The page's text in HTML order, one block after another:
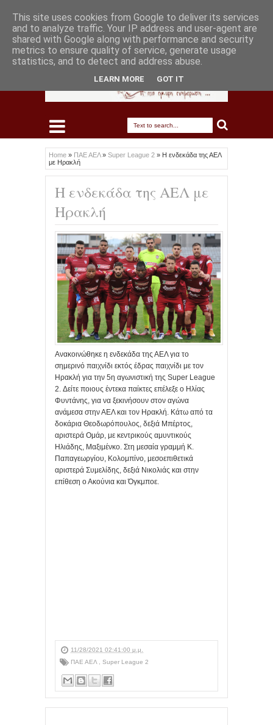
Home » ΠΑΕ ΑΕΛ» Super League 2 » Η ενδεκάδα της ΑΕΛ
με Ηρακλή
Η ενδεκάδα της ΑΕΛ με
Ηρακλή
Ανακοινώθηκε η ενδεκάδα της ΑΕΛ για το
σημερινό παιχνίδι εκτός έδρας παιχνίδι με τον
Ηρακλή για την 5η αγωνιστική της Super League
2. Δείτε ποιους έντεκα παίκτες επέλεξε ο Ηλίας
Φυντάνης, για να ξεκινήσουν στον αγώνα
ανάμεσα στην ΑΕΛ και τον Ηρακλή. Κάτω από τα
δοκάρια Θεοδωρόπουλος, δεξιά Μπέρτος,
αριστερά Ομάρ, με κεντρικούς αμυντικούς
Ηλιάδης, Μαξιμένκο. Στη μεσαία γραμμή Κ.
Παπαγεωργίου, Κολομπίνο, μεσοεπιθετικά
αριστερά Συμελίδης, δεξιά Νικολιάς και στην
επίθεση ο Ακούνια και Όγκμποε.
11/28/2021 02:41:00 μ.μ.
ΠΑΕ ΑΕΛ
Super League 2
This site uses cookies from Google to deliver its services
and to analyze traffic. Your IP address and user-agent are
shared with Google along with performance and security
metrics to ensure quality of service, generate usage
statistics, and to detect and address abuse.
LEARN MORE GOT IT